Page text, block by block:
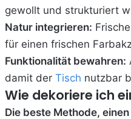
gewollt und strukturiert
Natur integrieren:
für einen frischen
Funktionalität bewahren:
damit der Tisch nutzbar
Wie dekoriere ich
Die beste Methode,